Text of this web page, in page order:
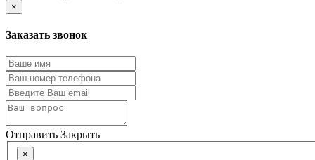
×
Заказать звонок
Отправить Закрыть
×